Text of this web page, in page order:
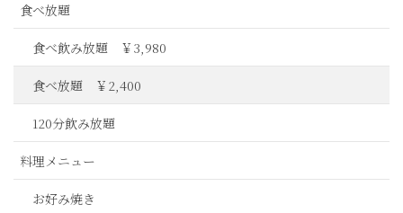
食べ放題
食べ飲み放題 ￥3,980
食べ放題 ￥2,400
120分飲み放題
料理メニュー
お好み焼き